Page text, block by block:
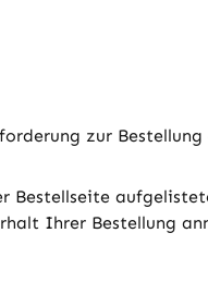
zur Bestellung
Bestellseite
Ihrer Bestellung